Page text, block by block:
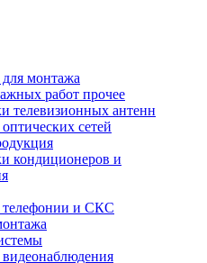
монтажа
работ прочее
телевизионных антенн
сетей
кондиционеров и
телефонии и СКС